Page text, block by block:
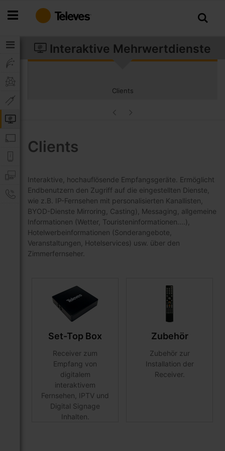
Inhalt
Interaktive Mehrwertdienste
Clients
Clients
Interaktive, hochauflösende Empfangsgeräte. Ermöglicht
Endbenutzern den Zugriff auf die eingestellten Dienste,
wie z.B. IP-Fernsehen mit personalisierten Kanallisten,
BYOD-Dienste Mirroring, Casting), Messaging, allgemeine
Informationen (Wetter, Touristeninformationen....),
Hotelwerbeinformationen (Sonderangebote,
Veranstaltungen, Hotelservices) usw. über den
Zimmerfernseher.
Set-Top Box
Receiver zum
Empfang von
digitalem
interaktivem
Fernsehen, IPTV und
Digital Signage
Inhalten.
Zubehör
Zubehör zur
Installation der
Receiver.